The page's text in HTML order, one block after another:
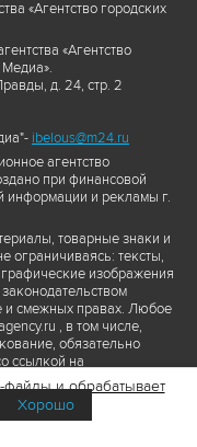
«Агентство городских
«Агентство
д. 24, стр. 2
ibelous@m24.ru
агентство
при финансовой
информации и рекламы г.
товарные знаки и
ограничиваясь: тексты,
изображения
и смежных правах. Любое
, в том числе,
обязательно
ссылкой на
гиперссылкой на сайт
Переработка
и обрабатывает
Хорошо